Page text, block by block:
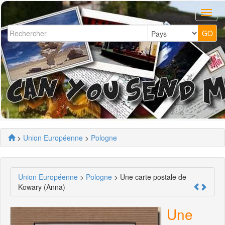
> Union Européenne > Pologne
Union Européenne > Pologne > Une carte postale de
Kowary (Anna)
Une